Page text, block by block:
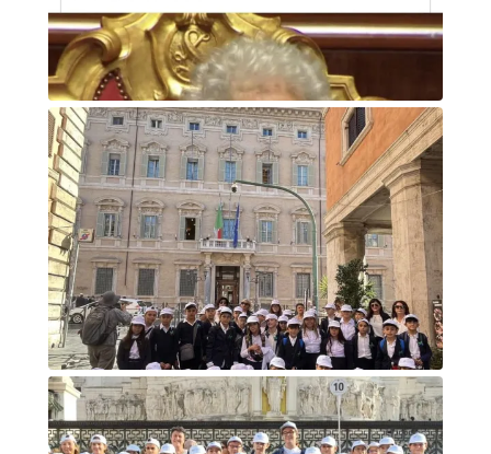
A Scuola di Democrazia